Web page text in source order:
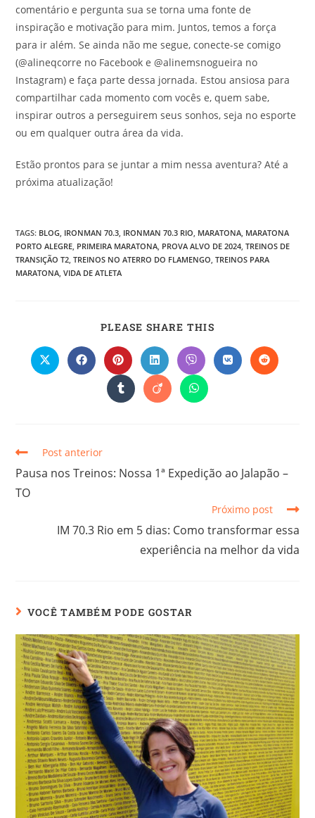
comentário e pergunta sua se torna uma fonte de
inspiração e motivação para mim. Juntos, temos a força
para ir além. Se ainda não me segue, conecte-se comigo
(@alineqcorre no Facebook e @alinemsnogueira no
Instagram) e faça parte dessa jornada. Estou ansiosa para
compartilhar cada momento com vocês e, quem sabe,
inspirar outros a perseguirem seus sonhos, seja no esporte
ou em qualquer outra área da vida.
Estão prontos para se juntar a mim nessa aventura? Até a
próxima atualização!
TAGS: BLOG, IRONMAN 70.3, IRONMAN 70.3 RIO, MARATONA, MARATONA
PORTO ALEGRE, PRIMEIRA MARATONA, PROVA ALVO DE 2024, TREINOS DE
TRANSIÇÃO T2, TREINOS NO ATERRO DO FLAMENGO, TREINOS PARA
MARATONA, VIDA DE ATLETA
PLEASE SHARE THIS
Post anterior
Pausa nos Treinos: Nossa 1ª Expedição ao Jalapão –
TO
Próximo post
IM 70.3 Rio em 5 dias: Como transformar essa
experiência na melhor da vida
VOCÊ TAMBÉM PODE GOSTAR